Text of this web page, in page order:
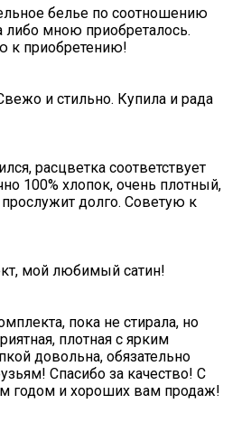
белье по соотношению
либо мною приобреталось.
к приобретению!
и стильно. Купила и рада
расцветка соответствует
100% хлопок, очень плотный,
долго. Советую к
мой любимый сатин!
пока не стирала, но
плотная с ярким
довольна, обязательно
Спасибо за качество! С
годом и хороших вам продаж!